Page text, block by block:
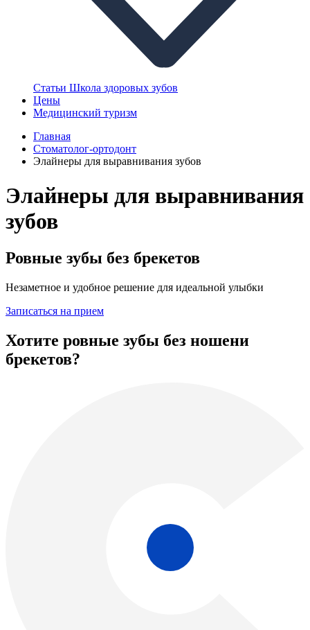
Статьи Школа здоровых зубов
Цены
Медицинский туризм
Главная
Стоматолог-ортодонт
Элайнеры для выравнивания зубов
Элайнеры для выравнивания
зубов
Ровные зубы без брекетов
Незаметное и удобное решение для идеальной улыбки
Записаться на прием
Хотите ровные зубы без ношени
брекетов?